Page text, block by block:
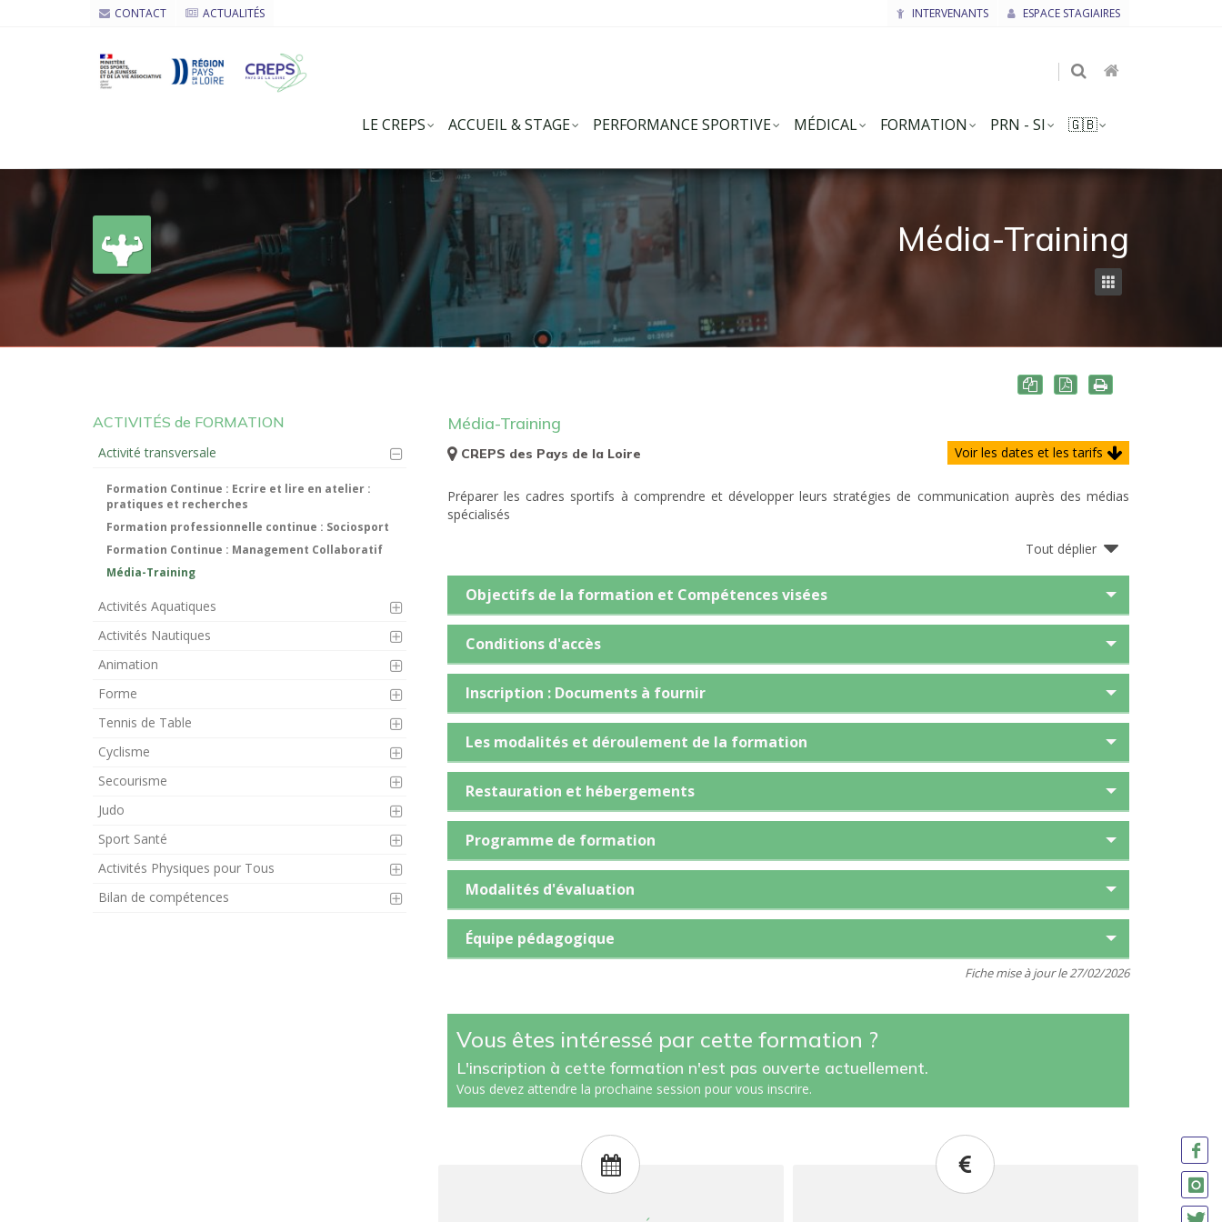
INTERVENANTS ESPACE STAGIAIRES
CONTACT ACTUALITÉS
LE CREPS ACCUEIL & STAGE PERFORMANCE SPORTIVE MÉDICAL FORMATION PRN - SI 🇬🇧
Média-Training
ACTIVITÉS de FORMATION
Activité transversale
Formation Continue : Ecrire et lire en atelier :
pratiques et recherches
Formation professionnelle continue : Sociosport
Formation Continue : Management Collaboratif
Média-Training
Activités Aquatiques
Activités Nautiques
Animation
Forme
Tennis de Table
Cyclisme
Secourisme
Judo
Sport Santé
Activités Physiques pour Tous
Bilan de compétences
Média-Training
Voir les dates et les tarifs
CREPS des Pays de la Loire
Préparer les cadres sportifs à comprendre et développer leurs stratégies de communication auprès des médias
spécialisés
Tout déplier
Objectifs de la formation et Compétences visées
Conditions d'accès
Inscription : Documents à fournir
Les modalités et déroulement de la formation
Restauration et hébergements
Programme de formation
Modalités d'évaluation
Équipe pédagogique
Fiche mise à jour le 27/02/2026
Vous êtes intéressé par cette formation ?
L'inscription à cette formation n'est pas ouverte actuellement.
Vous devez attendre la prochaine session pour vous inscrire.